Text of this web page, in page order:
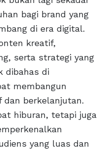
bagi brand yang
di era digital.
kreatif,
serta strategi yang
dibahas di
membangun
berkelanjutan.
hiburan, tetapi juga
yang luas dan